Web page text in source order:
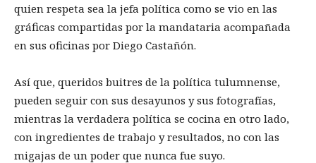
quien respeta sea la jefa política como se vio en las
gráficas compartidas por la mandataria acompañada
en sus oficinas por Diego Castañón.
Así que, queridos buitres de la política tulumnense,
pueden seguir con sus desayunos y sus fotografías,
mientras la verdadera política se cocina en otro lado,
con ingredientes de trabajo y resultados, no con las
migajas de un poder que nunca fue suyo.